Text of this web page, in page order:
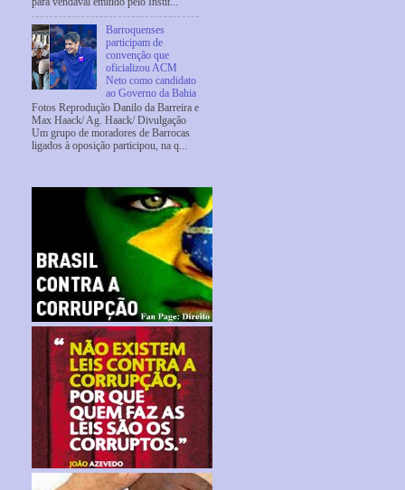
Barroquenses
participam de
convenção que
oficializou ACM
Neto como candidato
ao Governo da Bahia
Fotos Reprodução Danilo da Barreira e
Max Haack/ Ag. Haack/ Divulgação
Um grupo de moradores de Barrocas
ligados à oposição participou, na q...